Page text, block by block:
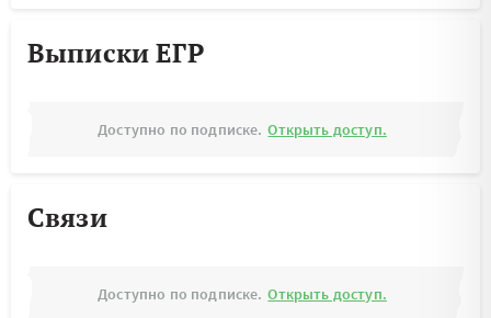
Выписки ЕГР
Доступно по подписке. Открыть доступ.
Связи
Доступно по подписке. Открыть доступ.